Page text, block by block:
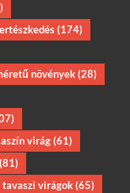
(174)
növények(28)
virág(61)
(81)
tavaszi virágok(65)